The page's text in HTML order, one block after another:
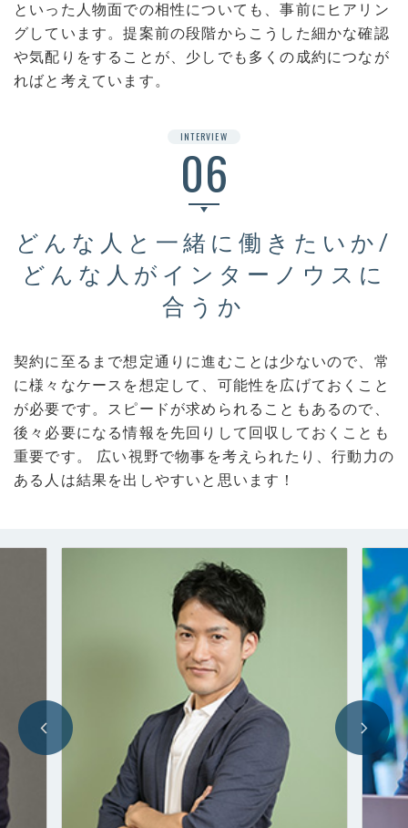
といった人物面での相性についても、事前にヒアリン
グしています。提案前の段階からこうした細かな確認
や気配りをすることが、少しでも多くの成約につなが
ればと考えています。
INTERVIEW
06
どんな人と一緒に働きたいか/
どんな人がインターノウスに
合うか
契約に至るまで想定通りに進むことは少ないので、常
に様々なケースを想定して、可能性を広げておくこと
が必要です。スピードが求められることもあるので、
後々必要になる情報を先回りして回収しておくことも
重要です。 広い視野で物事を考えられたり、行動力の
ある人は結果を出しやすいと思います！